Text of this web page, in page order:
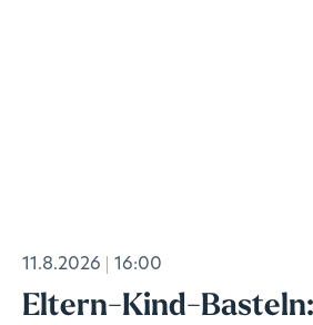
11.8.2026 16:00
Eltern-Kind-